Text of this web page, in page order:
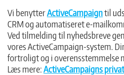
Vi benytterActiveCampaigntil
CRM og automatiseret e-
Ved tilmelding til nyhedsbreve
vores ActiveCampaign-system.
fortroligt og i overensstemmelse
Læs mere:ActiveCampaigns